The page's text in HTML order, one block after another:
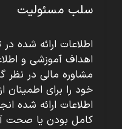
سلب مسئولیت
اطلاعات ارائه شده
اهداف آموزشی و
مشاوره مالی در نظر
خود را برای
اطلاعات ارائه شده
کامل بودن یا صحت